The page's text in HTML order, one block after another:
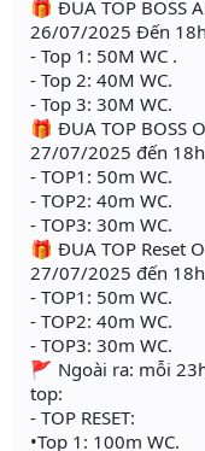
🎁 ĐUA TOP BOSS
26/07/2025 Đến
- Top 1: 50M WC .
- Top 2: 40M WC.
- Top 3: 30M WC.
🎁 ĐUA TOP BOSS
27/07/2025 đến
- TOP1: 50m WC.
- TOP2: 40m WC.
- TOP3: 30m WC.
🎁 ĐUA TOP Reset
27/07/2025 đến
- TOP1: 50m WC.
- TOP2: 40m WC.
- TOP3: 30m WC.
🚩 Ngoài ra: mỗi
top:
- TOP RESET:
•Top 1: 100m WC.